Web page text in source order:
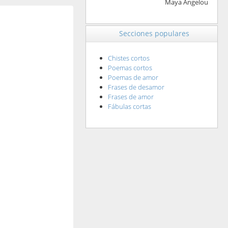
Maya Angelou
Secciones populares
Chistes cortos
Poemas cortos
Poemas de amor
Frases de desamor
Frases de amor
Fábulas cortas